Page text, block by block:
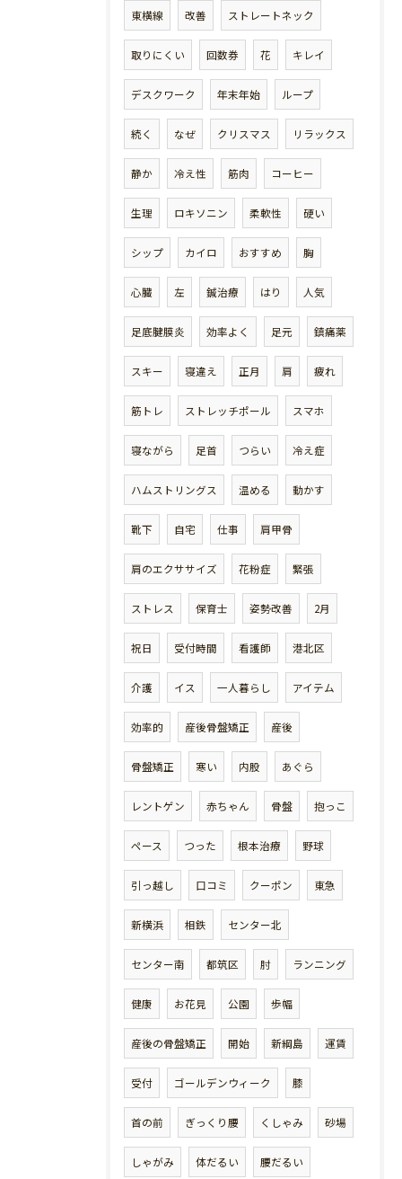
東横線 改善 ストレートネック
取りにくい 回数券 花 キレイ
デスクワーク 年末年始 ループ
続く なぜ クリスマス リラックス
静か 冷え性 筋肉 コーヒー
生理 ロキソニン 柔軟性 硬い
シップ カイロ おすすめ 胸
心臓 左 鍼治療 はり 人気
足底腱膜炎 効率よく 足元 鎮痛薬
スキー 寝違え 正月 肩 疲れ
筋トレ ストレッチポール スマホ
寝ながら 足首 つらい 冷え症
ハムストリングス 温める 動かす
靴下 自宅 仕事 肩甲骨
肩のエクササイズ 花粉症 緊張
ストレス 保育士 姿勢改善 2月
祝日 受付時間 看護師 港北区
介護 イス 一人暮らし アイテム
効率的 産後骨盤矯正 産後
骨盤矯正 寒い 内股 あぐら
レントゲン 赤ちゃん 骨盤 抱っこ
ペース つった 根本治療 野球
引っ越し 口コミ クーポン 東急
新横浜 相鉄 センター北
センター南 都筑区 肘 ランニング
健康 お花見 公園 歩幅
産後の骨盤矯正 開始 新綱島 運賃
受付 ゴールデンウィーク 膝
首の前 ぎっくり腰 くしゃみ 砂場
しゃがみ 体だるい 腰だるい